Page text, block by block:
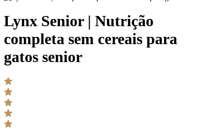
Lynx Senior | Nutrição
completa sem cereais para
gatos senior